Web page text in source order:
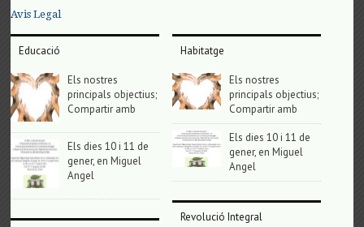
Avis Legal
Educació
Els nostres
principals objectius;
Compartir amb
Els dies 10 i 11 de
gener, en Miguel
Angel
Habitatge
Els nostres
principals objectius;
Compartir amb
Els dies 10 i 11 de
gener, en Miguel
Angel
Revolució Integral